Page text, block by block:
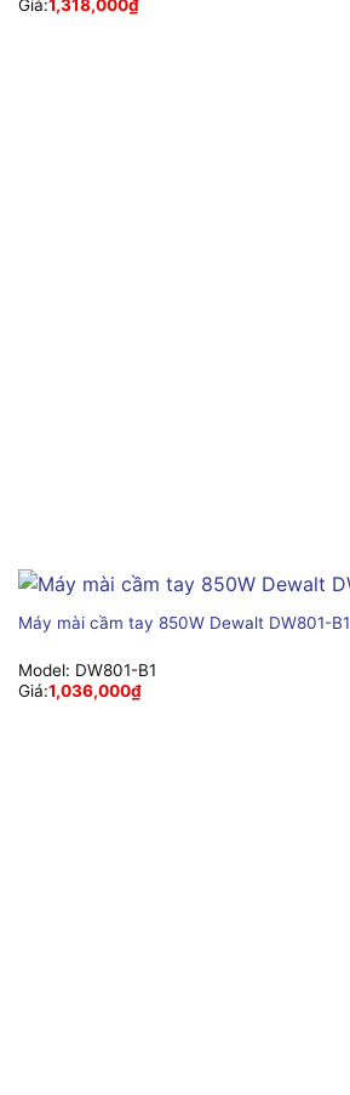
Giá:1,318,000₫
Máy mài cầm tay 850W Dewalt DW801-B1
Model: DW801-B1
Giá:1,036,000₫